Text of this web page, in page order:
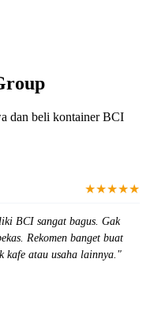
dan beli kontainer BCI
★★★★★
BCI sangat bagus. Gak
Rekomen banget buat
kafe atau usaha lainnya."